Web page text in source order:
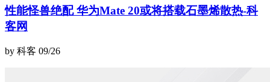
性能怪兽绝配 华为Mate 20或将搭载石墨烯散热-科
客网
by 科客 09/26